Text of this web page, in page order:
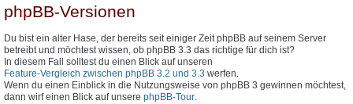
phpBB-Versionen
Du bist ein alter Hase, der bereits seit einiger Zeit phpBB auf seinem Server
betreibt und möchtest wissen, ob phpBB 3.3 das richtige für dich ist?
In diesem Fall solltest du einen Blick auf unseren
Feature-Vergleich zwischen phpBB 3.2 und 3.3 werfen.
Wenn du einen Einblick in die Nutzungsweise von phpBB 3 gewinnen möchtest,
dann wirf einen Blick auf unsere phpBB-Tour.